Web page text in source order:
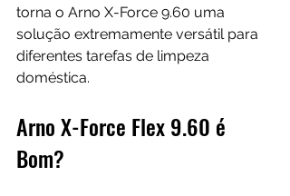
torna o Arno X-Force 9.60 uma
solução extremamente versátil para
diferentes tarefas de limpeza
doméstica.
Arno X-Force Flex 9.60 é
Bom?